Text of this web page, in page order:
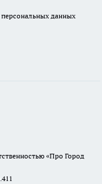
данных
«Про Город